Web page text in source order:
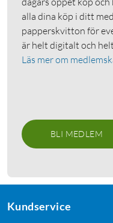
alla dina köp i ditt
papperskvitton för
är helt digitalt och
Läs mer om
BLI MEDLEM
Kundservice